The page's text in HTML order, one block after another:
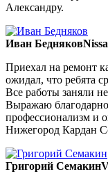
Александру.
Иван Бедняков
Приехал на ремонт
ожидал, что ребята
Все работы заняли
Выражаю
профессионализм и
Нижегород Кардан
Григорий Семакин